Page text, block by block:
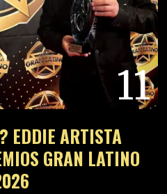
11
EDDIE ARTISTA
GRAN LATINO